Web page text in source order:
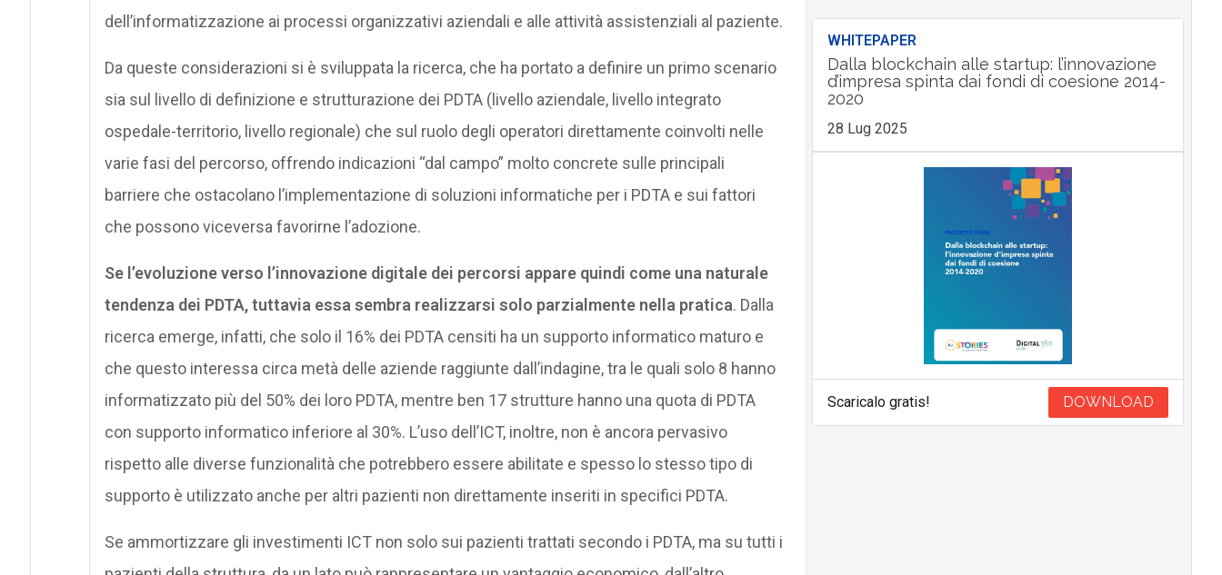
dell’informatizzazione ai processi organizzativi aziendali e alle attività assistenziali al paziente.
Da queste considerazioni si è sviluppata la ricerca, che ha portato a definire un primo scenario
sia sul livello di definizione e strutturazione dei PDTA (livello aziendale, livello integrato
ospedale-territorio, livello regionale) che sul ruolo degli operatori direttamente coinvolti nelle
varie fasi del percorso, offrendo indicazioni “dal campo” molto concrete sulle principali
barriere che ostacolano l’implementazione di soluzioni informatiche per i PDTA e sui fattori
che possono viceversa favorirne l’adozione.
Se l’evoluzione verso l’innovazione digitale dei percorsi appare quindi come una naturale
tendenza dei PDTA, tuttavia essa sembra realizzarsi solo parzialmente nella pratica. Dalla
ricerca emerge, infatti, che solo il 16% dei PDTA censiti ha un supporto informatico maturo e
che questo interessa circa metà delle aziende raggiunte dall’indagine, tra le quali solo 8 hanno
informatizzato più del 50% dei loro PDTA, mentre ben 17 strutture hanno una quota di PDTA
con supporto informatico inferiore al 30%. L’uso dell’ICT, inoltre, non è ancora pervasivo
rispetto alle diverse funzionalità che potrebbero essere abilitate e spesso lo stesso tipo di
supporto è utilizzato anche per altri pazienti non direttamente inseriti in specifici PDTA.
Se ammortizzare gli investimenti ICT non solo sui pazienti trattati secondo i PDTA, ma su tutti i
WHITEPAPER
Dalla blockchain alle startup: l’innovazione
d’impresa spinta dai fondi di coesione 2014-
2020
28 Lug 2025
Scaricalo gratis! DOWNLOAD